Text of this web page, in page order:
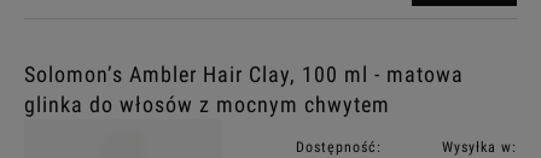
Solomon’s Ambler Hair Clay, 100 ml - matowa
glinka do włosów z mocnym chwytem
Dostępność: Wysyłka w: